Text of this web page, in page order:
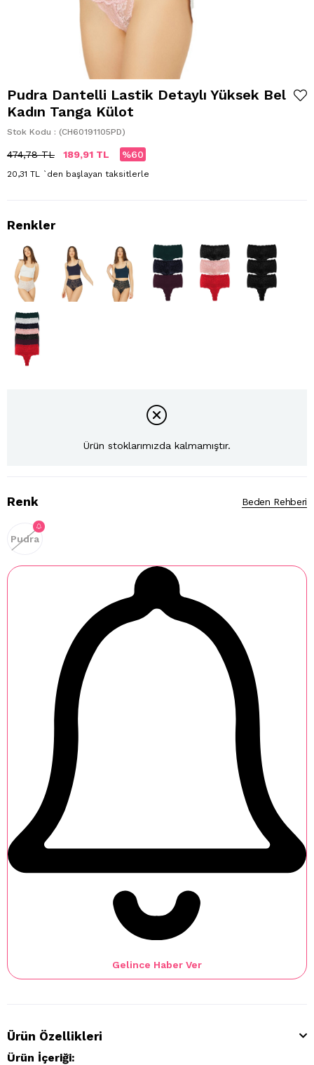
Pudra Dantelli Lastik Detaylı Yüksek Bel
Kadın Tanga Külot
Stok Kodu (CH60191105PD)
474,78 TL 189,91 TL 60
20,31 TL `den başlayan taksitlerle
Ürün stoklarımızda kalmamıştır.
Renk
Pudra
Beden Rehberi
Gelince Haber Ver
Ürün Özellikleri
Ürün İçeriği: